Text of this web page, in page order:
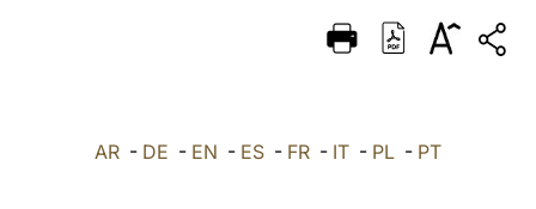
ITALIANO
AR - DE - EN - ES - FR - IT - PL - PT